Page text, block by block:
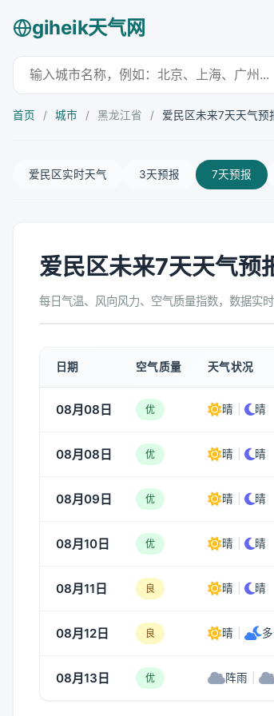
giheik天气网
首页 / 城市 / 黑龙江省 / 爱民区未来7天天气预
爱民区实时天气 3天预报 7天预报
爱民区未来7天天气预
每日气温、风向风力、空气质量指数，数据实
日期 空气质量 天气状况
08月08日 优 晴 晴
08月08日 优 晴 晴
08月09日 优 晴 晴
08月10日 优 晴 晴
08月11日 良 晴 晴
08月12日 良 晴
08月13日 优 阵雨